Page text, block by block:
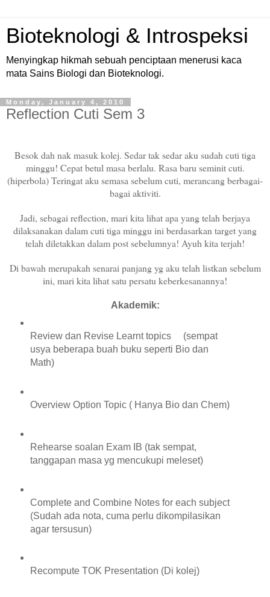
Bioteknologi & Introspeksi
Menyingkap hikmah sebuah penciptaan menerusi kaca
mata Sains Biologi dan Bioteknologi.
Monday, January 4, 2010
Reflection Cuti Sem 3
Besok dah nak masuk kolej. Sedar tak sedar aku sudah cuti tiga
minggu! Cepat betul masa berlalu. Rasa baru seminit cuti.
(hiperbola) Teringat aku semasa sebelum cuti, merancang berbagai-
bagai aktiviti.
Jadi, sebagai reflection, mari kita lihat apa yang telah berjaya
dilaksanakan dalam cuti tiga minggu ini berdasarkan target yang
telah diletakkan dalam post sebelumnya! Ayuh kita terjah!
Di bawah merupakah senarai panjang yg aku telah listkan sebelum
ini, mari kita lihat satu persatu keberkesanannya!
Akademik:
Review dan Revise Learnt topics (sempat
usya beberapa buah buku seperti Bio dan
Math)
Overview Option Topic ( Hanya Bio dan Chem)
Rehearse soalan Exam IB (tak sempat,
tanggapan masa yg mencukupi meleset)
Complete and Combine Notes for each subject
(Sudah ada nota, cuma perlu dikompilasikan
agar tersusun)
Recompute TOK Presentation (Di kolej)